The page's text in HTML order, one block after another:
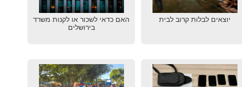
יוצאים לבלות קרוב לבית
האם כדאי לשכור או לקנות משרד
בירושלים